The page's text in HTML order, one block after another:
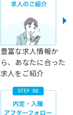
豊富な求人情報か
ら、あなたに合った
求人をご紹介